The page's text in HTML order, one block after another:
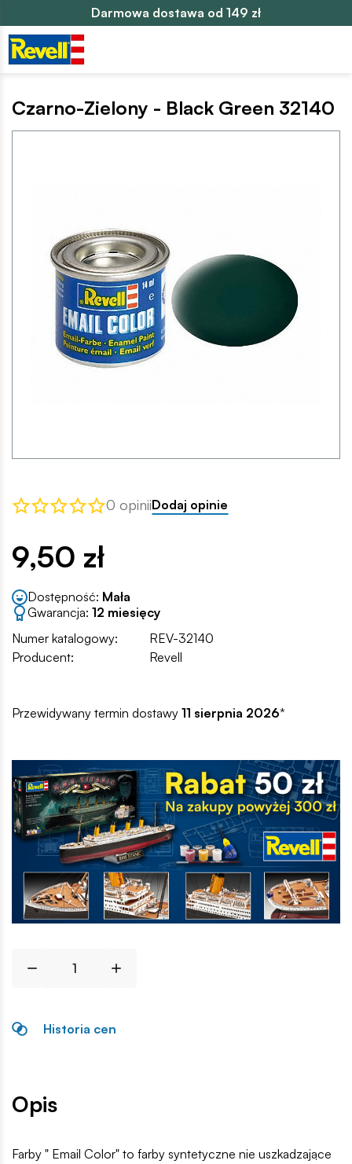
Darmowa dostawa od 149 zł
Czarno-Zielony - Black Green 32140
0 opiniiDodaj opinie
9,50 zł
Dostępność: Mała
Gwarancja: 12 miesięcy
Numer katalogowy:
REV-32140
Producent:
Revell
Przewidywany termin dostawy 11 sierpnia 2026*
Historia cen
Opis
Farby " Email Color" to farby syntetyczne nie uszkadzające